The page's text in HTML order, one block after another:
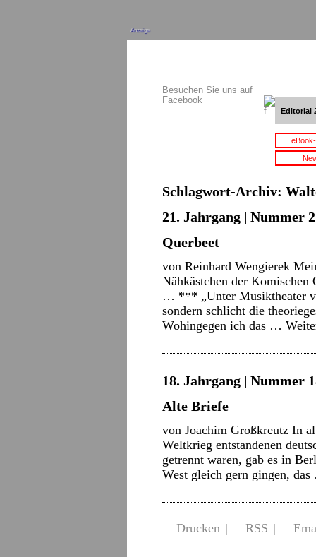
Anzeige
Besuchen Sie uns auf
Facebook
Editorial
Schlagwort-Archiv:
21. Jahrgang | Nummer
Querbeet
von Reinhard Wengierek
Nähkästchen der Komischen
… *** „Unter Musiktheater
sondern schlicht die
Wohingegen ich das …
18. Jahrgang | Nummer
Alte Briefe
von Joachim Großkreutz In
Weltkrieg entstandenen
getrennt waren, gab es in
West gleich gern gingen,
Drucken | RSS |